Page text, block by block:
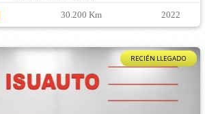
30.200 Km 2022
RECIÉN LLEGADO